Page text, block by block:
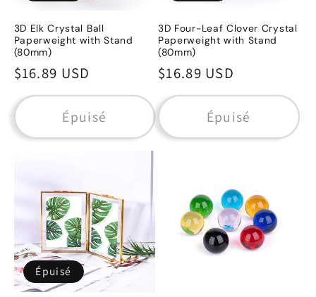
3D Elk Crystal Ball
Paperweight with Stand
(80mm)
Prix
habituel
$16.89 USD
Épuisé
3D Four-Leaf Clover Crystal
Paperweight with Stand
(80mm)
Prix
habituel
$16.89 USD
Épuisé
Épuisé